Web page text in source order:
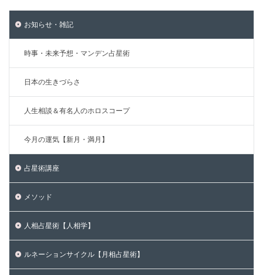
お知らせ・雑記
時事・未来予想・マンデン占星術
日本の生きづらさ
人生相談＆有名人のホロスコープ
今月の運気【新月・満月】
占星術講座
メソッド
人相占星術【人相学】
ルネーションサイクル【月相占星術】